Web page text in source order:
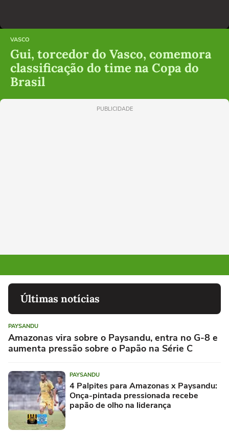
VASCO
Gui, torcedor do Vasco, comemora
classificação do time na Copa do
Brasil
PUBLICIDADE
Últimas notícias
PAYSANDU
Amazonas vira sobre o Paysandu, entra no G-8 e
aumenta pressão sobre o Papão na Série C
PAYSANDU
4 Palpites para Amazonas x Paysandu:
Onça-pintada pressionada recebe
papão de olho na liderança